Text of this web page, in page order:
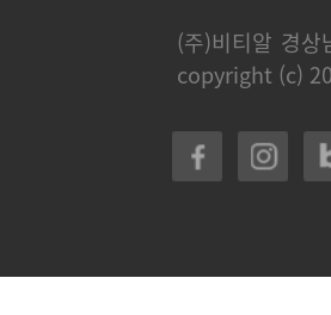
(주)비티알 경상
copyright (c)